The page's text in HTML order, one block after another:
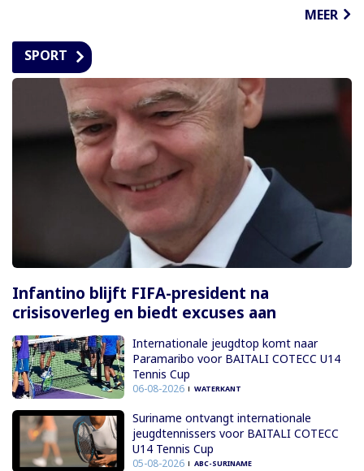
MEER
SPORT
Infantino blijft FIFA-president na
crisisoverleg en biedt excuses aan
Internationale jeugdtop komt naar
Paramaribo voor BAITALI COTECC U14
Tennis Cup
06-08-2026 WATERKANT
Suriname ontvangt internationale
jeugdtennissers voor BAITALI COTECC
U14 Tennis Cup
05-08-2026 ABC-SURINAME